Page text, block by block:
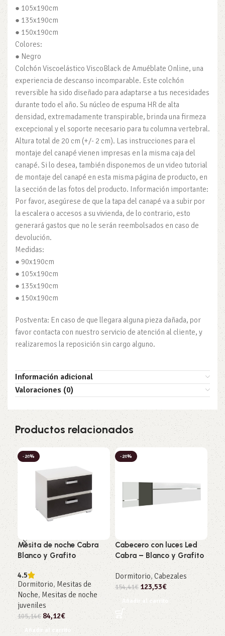
● 105x190cm
● 135x190cm
● 150x190cm
Colores:
● Negro
Colchón Viscoelástico ViscoBlack de Amuéblate Online, una
experiencia de descanso incomparable. Este colchón
reversible ha sido diseñado para adaptarse a tus necesidades
durante todo el año. Su núcleo de espuma HR de alta
densidad, extremadamente transpirable, brinda una firmeza
excepcional y el soporte necesario para tu columna vertebral.
Altura total de 20 cm (+/- 2 cm). Las instrucciones para el
montaje del canapé vienen impresas en la misma caja del
canapé. Si lo desea, también disponemos de un video tutorial
de montaje del canapé en esta misma página de producto, en
la sección de las fotos del producto. Información importante:
Por favor, asegúrese de que la tapa del canapé va a subir por
la escalera o accesos a su vivienda, de lo contrario, esto
generará gastos que no le serán reembolsados en caso de
devolución.
Medidas:
● 90x190cm
● 105x190cm
● 135x190cm
● 150x190cm
Postventa: En caso de que llegara alguna pieza dañada, por
favor contacta con nuestro servicio de atención al cliente, y
realizaremos la reposición sin cargo alguno.
Información adicional
Valoraciones (0)
Productos relacionados
-20%
Mesita de noche Cabra
Blanco y Grafito
4.5
Dormitorio, Mesitas de
Noche, Mesitas de noche
juveniles
105,14€84,12€
Añadir al carrito
-20%
Cabecero con luces Led
Cabra – Blanco y Grafito
Dormitorio, Cabezales
154,41€ 123,53€
Añadir al carrito
-